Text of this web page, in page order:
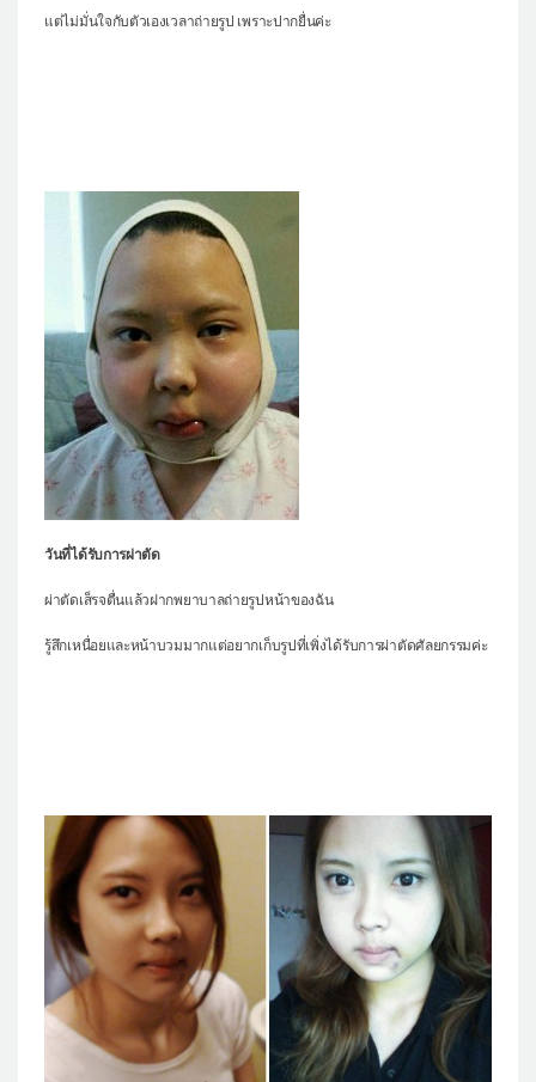
แต่ไม่มั่นใจกับตัวเองเวลาถ่ายรูป เพราะปากยื่นค่ะ
วันที่ได้รับการผ่าตัด
ผ่าตัดเส็รจตื่นแล้วฝากพยาบาลถ่ายรูปหน้าของฉัน
รู้สึกเหนื่อยและหน้าบวมมากแต่อยากเก็บรูปที่เพิ่งได้รับการผ่าตัดศัลยกรรมค่ะ